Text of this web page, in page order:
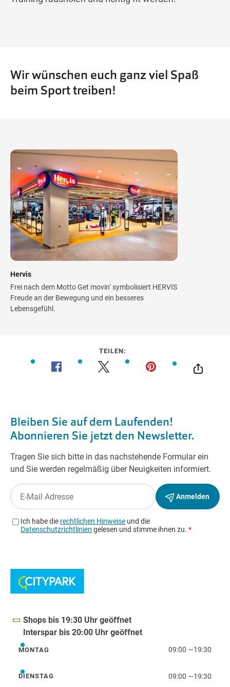
Wir wünschen euch ganz viel Spaß
beim Sport treiben!
Hervis
Frei nach dem Motto Get movin‘ symbolisiert HERVIS
Freude an der Bewegung und ein besseres
Lebensgefühl.
TEILEN:
Shops bis 19:30 Uhr geöffnet
Interspar bis 20:00 Uhr geöffnet
Montag
MONTAG 09:00 —19:30
Dienstag
DIENSTAG 09:00 —19:30